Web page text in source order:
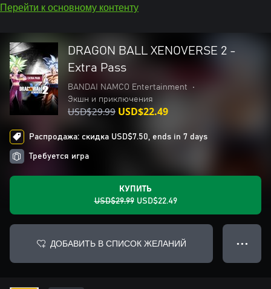
Перейти к основному контенту
DRAGON BALL XENOVERSE 2 -
Extra Pass
BANDAI NAMCO Entertainment
•
Экшн и приключения
USD$29.99 USD$22.49
Распродажа: скидка USD$7.50, ends in 7 days
Требуется игра
КУПИТЬ
USD$29.99 USD$22.49
ДОБАВИТЬ В СПИСОК ЖЕЛАНИЙ ● ● ●